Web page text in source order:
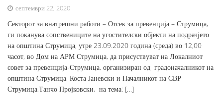
септември 22, 2020
Секторот за внатрешни работи – Отсек за превенција – Струмица,
ги поканува сопствениците на угостителски објекти на подрачјето
на општина Струмица, утре 23.09.2020 година (среда) во 12,00
часот, во Дом на АРМ Струмица, да присуствуват на Локалниот
совет за превенција-Струмица, организиран од градоначалникот на
општина Струмица, Коста Јаневски и Началникот на СВР-
Струмица,Танчо Пројковски, на тема: […]